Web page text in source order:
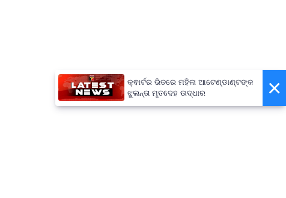
×
କ୍ଵାର୍ଟର ଭିତରେ ମହିଳା ଆଟେଣ୍ଡାଣ୍ଟଙ୍କ
ଝୁଲନ୍ତା ମୃତଦେହ ଉଦ୍ଧାର